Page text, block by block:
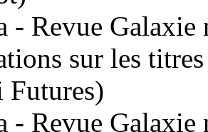
- Revue Galaxie
sur les
- Revue Galaxie